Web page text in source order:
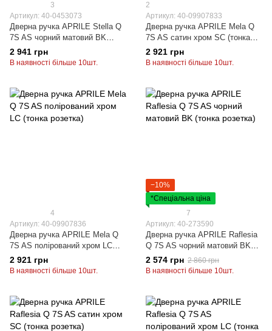
3
Артикул: 40-0453073
Дверна ручка APRILE Stella Q
7S AS чорний матовий BK
(тонка розетка)
2 941 грн
В наявності більше 10шт.
2
Артикул: 40-09907833
Дверна ручка APRILE Mela Q
7S AS сатин хром SC (тонка
розетка)
2 921 грн
В наявності більше 10шт.
4
Артикул: 40-09907836
Дверна ручка APRILE Mela Q
7S AS полірований хром LC
(тонка розетка)
2 921 грн
В наявності більше 10шт.
−10%
*Спеціальна ціна
7
Артикул: 40-273590
Дверна ручка APRILE Raflesia
Q 7S AS чорний матовий BK
(тонка розетка)
2 574 грн 2 860 грн
В наявності більше 10шт.